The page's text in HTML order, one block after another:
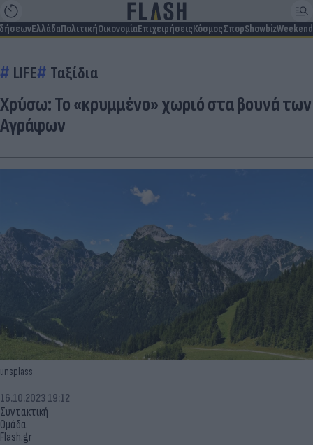
ΕλλάδαΠολιτικήΟικονομίαΕπιχειρήσειςΚόσμοςΣπορShowbizWeekend
LIFE Ταξίδια
Χρύσω: Το «κρυμμένο» χωριό στα βουνά των
Αγράφων
unsplass
Συντακτική
Ομάδα
Flash.gr
16.10.2023 19:12